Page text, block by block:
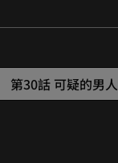
第30話 可疑的男人